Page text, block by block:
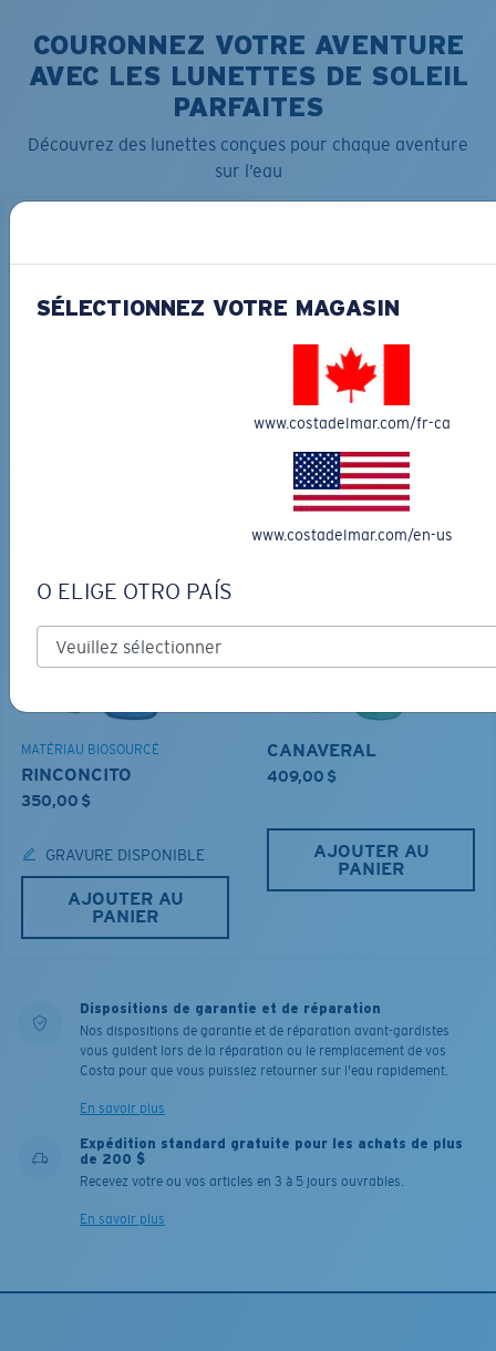
COURONNEZ VOTRE AVENTURE
AVEC LES LUNETTES DE SOLEIL
PARFAITES
Découvrez des lunettes conçues pour chaque aventure
sur l’eau
LOS ALIJOS
GRAVURE DISPONIBLE
AJOUTER AU
PANIER
MATÉRIAU BIOSOURCÉ
RINCONCITO
350,00 $
GRAVURE DISPONIBLE
AJOUTER AU
PANIER
CANAVERAL
409,00 $
AJOUTER AU
PANIER
Dispositions de garantie et de réparation
Nos dispositions de garantie et de réparation avant-gardistes
vous guident lors de la réparation ou le remplacement de vos
Costa pour que vous puissiez retourner sur l'eau rapidement.
En savoir plus
Expédition standard gratuite pour les achats de plus
de 200 $
Recevez votre ou vos articles en 3 à 5 jours ouvrables.
En savoir plus
SÉLECTIONNEZ VOTRE MAGASIN
www.costadelmar.com/fr-ca
www.costadelmar.com/en-us
O ELIGE OTRO PAÍS